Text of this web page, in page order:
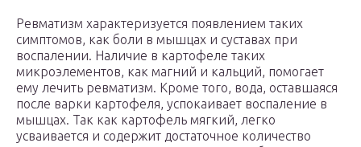
Ревматизм характеризуется появлением таких
симптомов, как боли в мышцах и суставах при
воспалении. Наличие в картофеле таких
микроэлементов, как магний и кальций, помогает
ему лечить ревматизм. Кроме того, вода, оставшаяся
после варки картофеля, успокаивает воспаление в
мышцах. Так как картофель мягкий, легко
усваивается и содержит достаточное количество